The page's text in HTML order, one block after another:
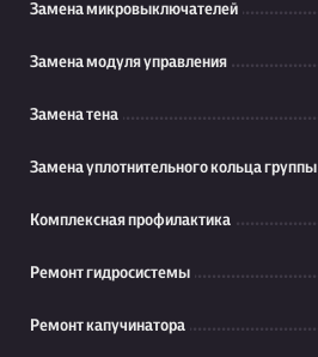
Замена микровыключателей
Замена модуля управления
Замена тена
Замена уплотнительного кольца группы
Комплексная профилактика
Ремонт гидросистемы
Ремонт капучинатора